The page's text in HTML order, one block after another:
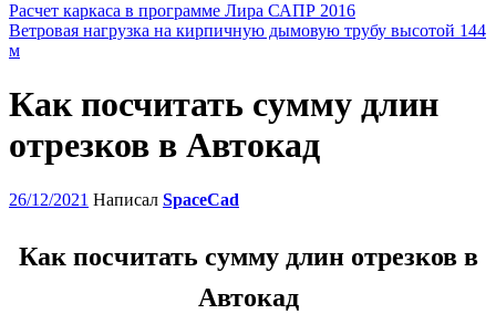
Расчет каркаса в программе Лира САПР 2016
Ветровая нагрузка на кирпичную дымовую трубу высотой 144
м
Как посчитать сумму длин
отрезков в Автокад
26/12/2021 Написал SpaceCad
Как посчитать сумму длин отрезков в
Автокад